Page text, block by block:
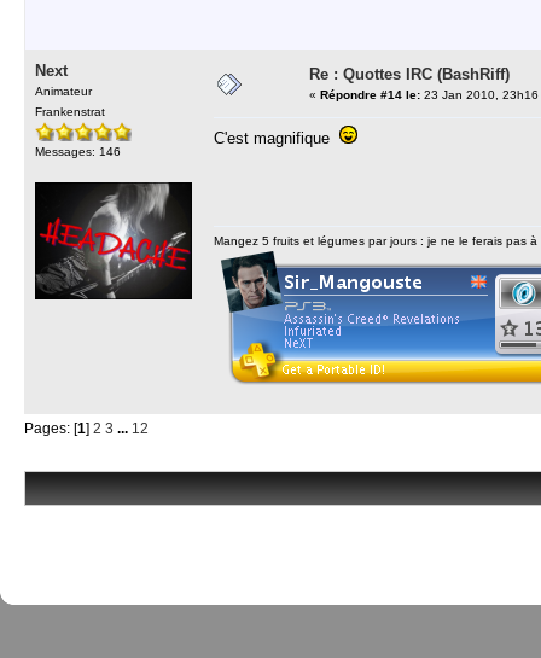
Next
Animateur
Frankenstrat
Messages: 146
Re : Quottes IRC (BashRiff)
« Répondre #14 le: 23 Jan 2010, 23h16
C'est magnifique
Mangez 5 fruits et légumes par jours : je ne le ferais pas
Pages: [1] 2 3 ... 12